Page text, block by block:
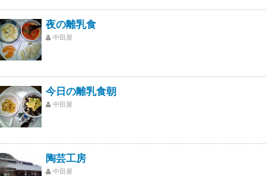
夜の離乳食
中田屋
今日の離乳食朝
中田屋
陶芸工房
中田屋